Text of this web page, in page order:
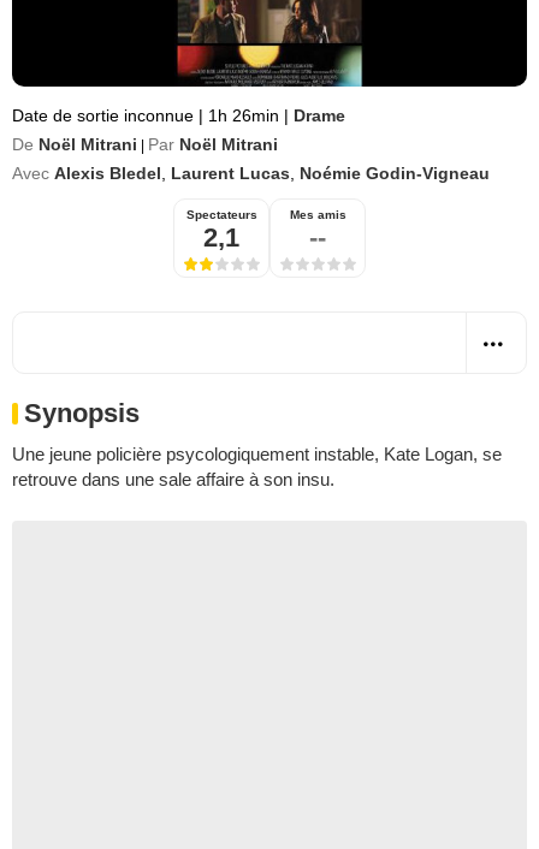
Date de sortie inconnue | 1h 26min | Drame
De Noël Mitrani Par Noël Mitrani
Avec Alexis Bledel Laurent Lucas Noémie Godin-Vigneau
Spectateurs
2,1
Mes amis
--
Synopsis
Une jeune policière psycologiquement instable, Kate Logan, se
retrouve dans une sale affaire à son insu.